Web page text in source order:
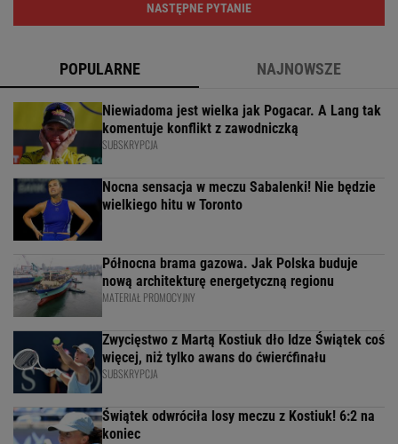
NASTĘPNE PYTANIE
POPULARNE NAJNOWSZE
Niewiadoma jest wielka jak Pogacar. A Lang tak
komentuje konflikt z zawodniczką
SUBSKRYPCJA
Nocna sensacja w meczu Sabalenki! Nie będzie
wielkiego hitu w Toronto
Północna brama gazowa. Jak Polska buduje
nową architekturę energetyczną regionu
MATERIAŁ PROMOCYJNY
Zwycięstwo z Martą Kostiuk dło Idze Świątek coś
więcej, niż tylko awans do ćwierćfinału
SUBSKRYPCJA
Świątek odwróciła losy meczu z Kostiuk! 6:2 na
koniec